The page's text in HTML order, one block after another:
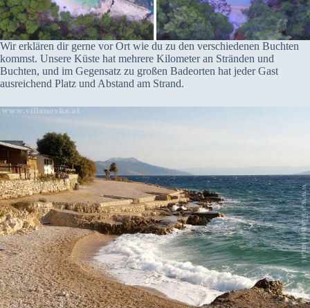
Wir erklären dir gerne vor Ort wie du zu den verschiedenen Buchten
kommst. Unsere Küste hat mehrere Kilometer an Stränden und
Buchten, und im Gegensatz zu großen Badeorten hat jeder Gast
ausreichend Platz und Abstand am Strand.